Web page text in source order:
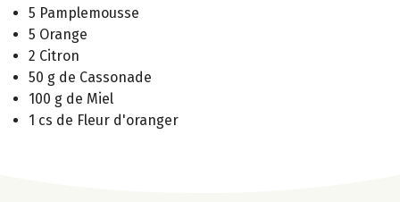
5 Pamplemousse
5 Orange
2 Citron
50 g de Cassonade
100 g de Miel
1 cs de Fleur d'oranger